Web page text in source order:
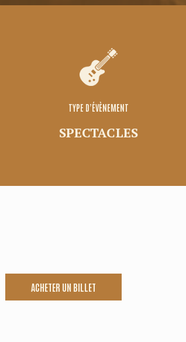
TYPE D’ÉVÈNEMENT
SPECTACLES
ACHETER UN BILLET